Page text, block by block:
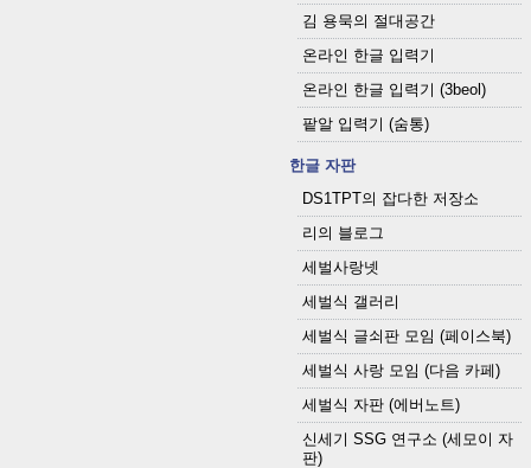
김 용묵의 절대공간
온라인 한글 입력기
온라인 한글 입력기 (3beol)
팥알 입력기 (숨통)
한글 자판
DS1TPT의 잡다한 저장소
리의 블로그
세벌사랑넷
세벌식 갤러리
세벌식 글쇠판 모임 (페이스북)
세벌식 사랑 모임 (다음 카페)
세벌식 자판 (에버노트)
신세기 SSG 연구소 (세모이 자
판)